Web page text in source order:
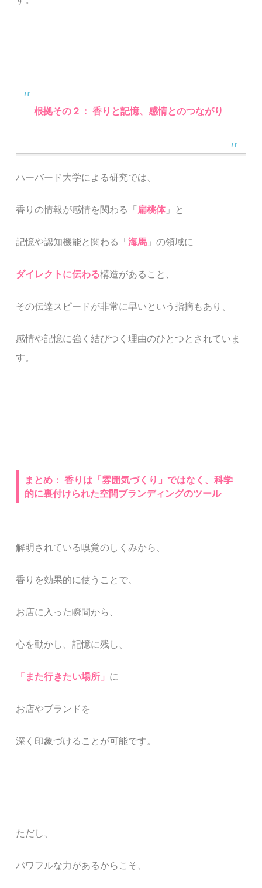
根拠その２： 香りと記憶、感情とのつながり
ハーバード大学による研究では、
香りの情報が感情を関わる「 扁桃体」と
記憶や認知機能と関わる「海馬 」の領域に
ダイレクトに伝わる構造があること、
その伝達スピードが非常に早いという指摘もあり、
感情や記憶に強く結びつく理由のひとつとされていま
す。
まとめ：香りは「雰囲気づくり」ではなく、科学
的に裏付けられた空間ブランディングのツール
解明されている嗅覚のしくみから、
香りを効果的に使うことで、
お店に入った瞬間から、
心を動かし、記憶に残し、
「また行きたい場所」 に
お店やブランドを
深く印象づけることが可能です。
ただし、
パワフルな力があるからこそ、